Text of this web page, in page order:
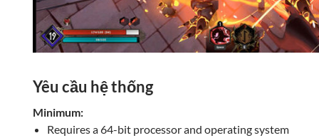
Yêu cầu hệ thống
Minimum:
Requires a 64-bit processor and operating system